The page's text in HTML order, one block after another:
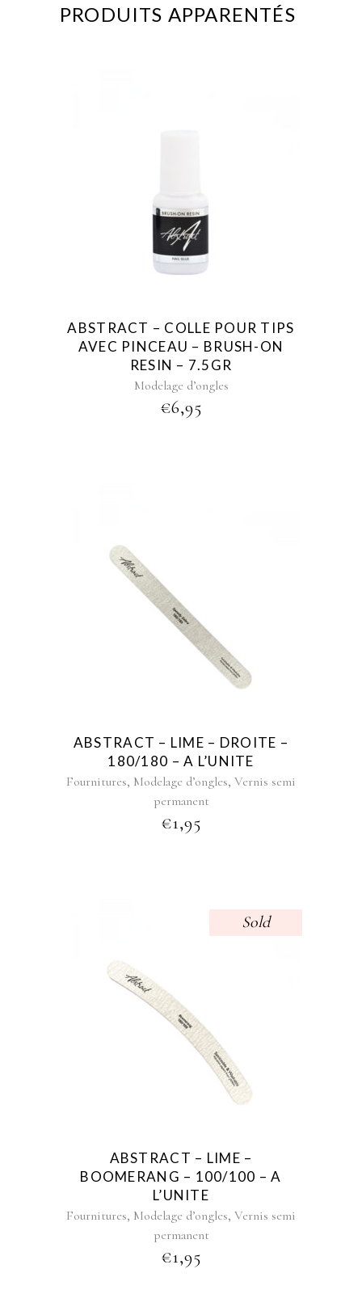
PRODUITS APPARENTÉS
ABSTRACT – COLLE POUR TIPS
AVEC PINCEAU – BRUSH-ON
RESIN – 7.5GR
Modelage d’ongles
€6,95
ABSTRACT – LIME – DROITE –
180/180 – A L’UNITE
Fournitures, Modelage d’ongles, Vernis semi
permanent
€1,95
Sold
ABSTRACT – LIME –
BOOMERANG – 100/100 – A
L’UNITE
Fournitures, Modelage d’ongles, Vernis semi
permanent
€1,95